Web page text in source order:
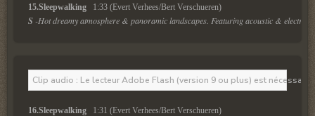
15.Sleepwalking 1:33 (Evert Verhees/Bert Verschueren)
S -Hot dreamy atmosphere & panoramic landscapes. Featuring acoustic & electric
Clip audio : Le lecteur Adobe Flash (version 9 ou plus) est
16.Sleepwalking 1:31 (Evert Verhees/Bert Verschueren)